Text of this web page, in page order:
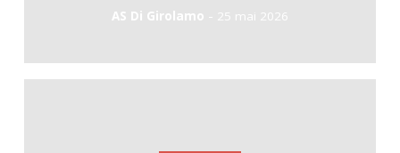
AS Di Girolamo - 25 mai 2026